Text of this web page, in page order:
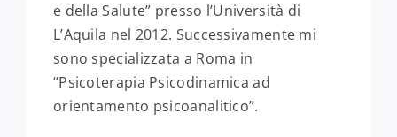
e della Salute” presso l’Università di
L’Aquila nel 2012. Successivamente mi
sono specializzata a Roma in
“Psicoterapia Psicodinamica ad
orientamento psicoanalitico”.